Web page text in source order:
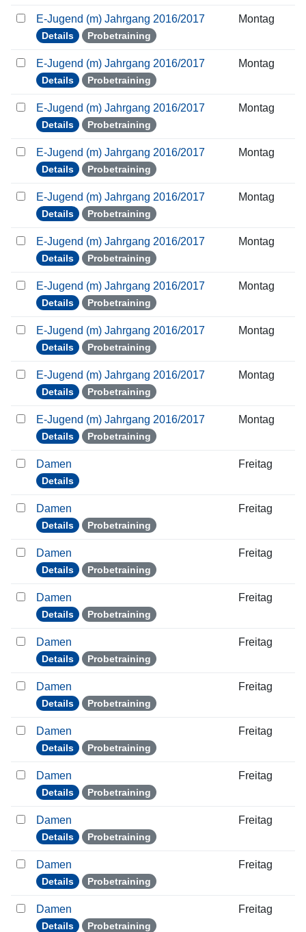
E-Jugend (m) Jahrgang 2016/2017
Details Probetraining
Montag
E-Jugend (m) Jahrgang 2016/2017
Details Probetraining
Montag
E-Jugend (m) Jahrgang 2016/2017
Details Probetraining
Montag
E-Jugend (m) Jahrgang 2016/2017
Details Probetraining
Montag
E-Jugend (m) Jahrgang 2016/2017
Details Probetraining
Montag
E-Jugend (m) Jahrgang 2016/2017
Details Probetraining
Montag
E-Jugend (m) Jahrgang 2016/2017
Details Probetraining
Montag
E-Jugend (m) Jahrgang 2016/2017
Details Probetraining
Montag
E-Jugend (m) Jahrgang 2016/2017
Details Probetraining
Montag
E-Jugend (m) Jahrgang 2016/2017
Details Probetraining
Montag
Damen
Details
Freitag
Damen
Details Probetraining
Freitag
Damen
Details Probetraining
Freitag
Damen
Details Probetraining
Freitag
Damen
Details Probetraining
Freitag
Damen
Details Probetraining
Freitag
Damen
Details Probetraining
Freitag
Damen
Details Probetraining
Freitag
Damen
Details Probetraining
Freitag
Damen
Details Probetraining
Freitag
Damen
Details Probetraining
Freitag